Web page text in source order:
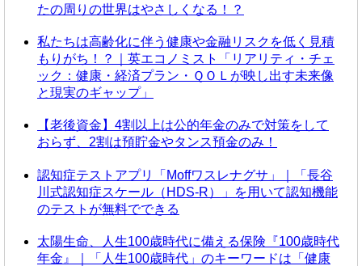
たの周りの世界はやさしくなる！？
私たちは高齢化に伴う健康や金融リスクを低く見積
もりがち！？｜英エコノミスト「リアリティ・チェ
ック：健康・経済プラン・ＱＯＬが映し出す未来像
と現実のギャップ」
【老後資金】4割以上は公的年金のみで対策をして
おらず、2割は預貯金やタンス預金のみ！
認知症テストアプリ「Moffワスレナグサ」｜「長谷
川式認知症スケール（HDS-R）」を用いて認知機能
のテストが無料でできる
太陽生命、人生100歳時代に備える保険『100歳時代
年金』｜「人生100歳時代」のキーワードは「健康